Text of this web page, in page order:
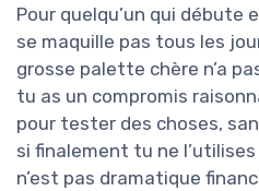
Pour quelqu’un qui débute
se maquille pas tous les
grosse palette chère n’a
tu as un compromis
pour tester des choses,
si finalement tu ne
n’est pas dramatique